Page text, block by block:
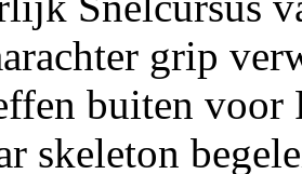
grip
buiten
skeleton